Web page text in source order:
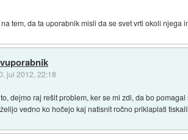
tem, da ta uporabnik misli da se svet vrti okoli
jul 2012, 22:18
dejmo raj rešit problem, ker se mi zdi, da bo
vedno ko hočejo kaj natisnit ročno priklaplati